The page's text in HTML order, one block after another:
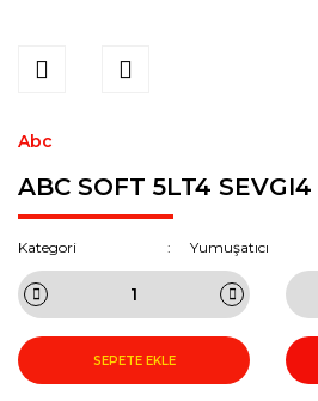
Abc
ABC SOFT 5LT4 SEVGI4
Kategori Yumuşatıcı
SEPETE EKLE